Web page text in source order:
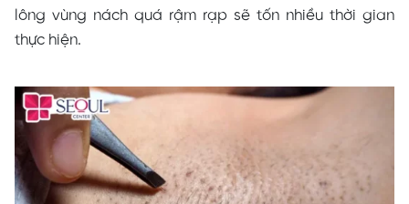
lông vùng nách quá rậm rạp sẽ tốn nhiều thời gian
thực hiện.